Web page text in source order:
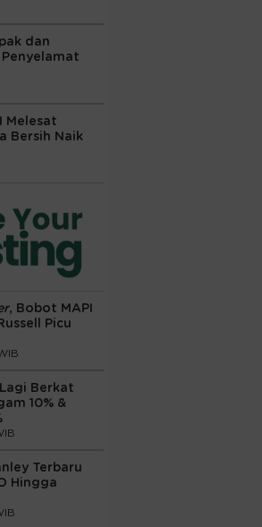
dan
Melesat
Bersih Naik
, Bobot MAPI
Picu
Berkat
10% &
Terbaru
Hingga